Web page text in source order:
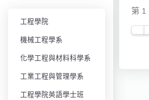
工程學院
機械工程學系
化學工程與材料科學系
工業工程與管理學系
工程學院英語學士班
第 1